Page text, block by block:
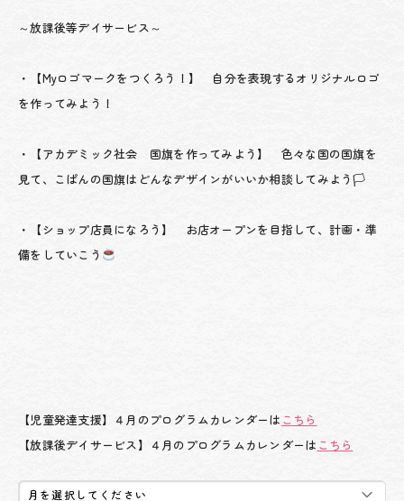
～放課後等デイサービス～
・【Myロゴマークをつくろう！】 自分を表現するオリジナルロゴ
を作ってみよう！
・【アカデミック社会 国旗を作ってみよう】 色々な国の国旗を
見て、こぱんの国旗はどんなデザインがいいか相談してみよう🏳
・【ショップ店員になろう】 お店オープンを目指して、計画・準
備をしていこう
【児童発達支援】４月のプログラムカレンダーは こちら
【放課後デイサービス】４月のプログラムカレンダーは こちら